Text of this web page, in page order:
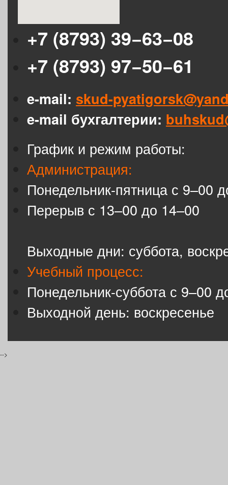
+7 (8793) 39−63−08
+7 (8793) 97−50−61
e-mail: skud-
e-mail бухгалтерии:
График и режим работы:
Администрация:
Понедельник-пятница с 9–00
Перерыв с 13–00 до 14–00
Выходные дни: суббота,
Учебный процесс:
Понедельник-суббота с 9–00
Выходной день: воскресенье
-->